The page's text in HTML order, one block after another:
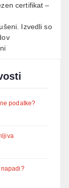
certifikat –
Izvedli so
podatke?